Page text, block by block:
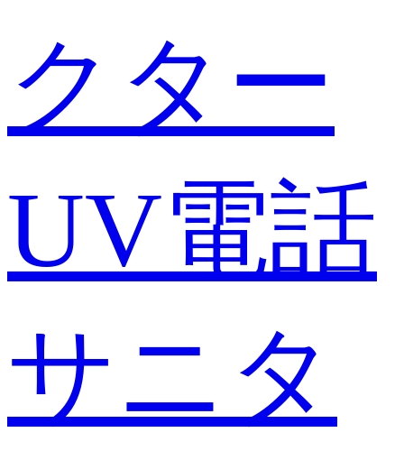
クター
UV電話
サニタ